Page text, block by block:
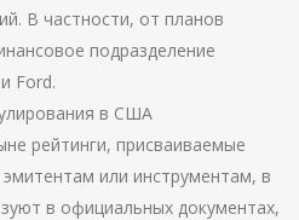
В частности, от планов
подразделение
Ford.
в США
рейтинги, присваиваемые
или инструментам, в
в официальных документах,